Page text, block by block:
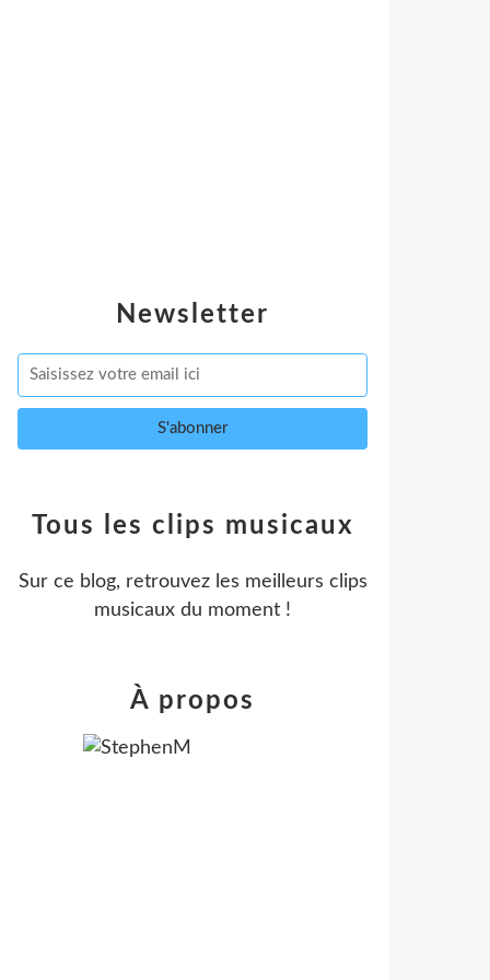
Newsletter
Tous les clips musicaux
Sur ce blog, retrouvez les meilleurs clips
musicaux du moment !
À propos